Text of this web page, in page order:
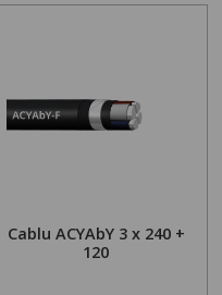
Cablu ACYAbY 3 x 240 +
120